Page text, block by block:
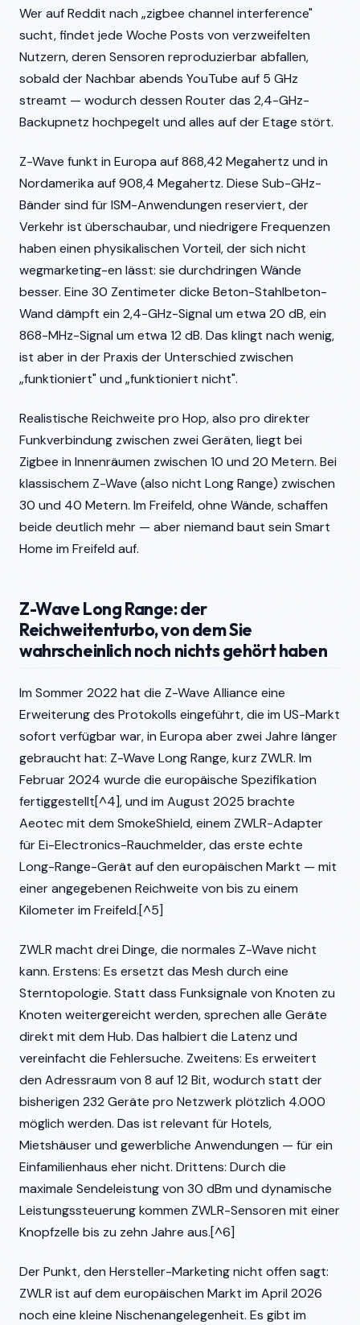
Wer auf Reddit nach „zigbee channel interference"
sucht, findet jede Woche Posts von verzweifelten
Nutzern, deren Sensoren reproduzierbar abfallen,
sobald der Nachbar abends YouTube auf 5 GHz
streamt — wodurch dessen Router das 2,4-GHz-
Backupnetz hochpegelt und alles auf der Etage stört.
Z-Wave funkt in Europa auf 868,42 Megahertz und in
Nordamerika auf 908,4 Megahertz. Diese Sub-GHz-
Bänder sind für ISM-Anwendungen reserviert, der
Verkehr ist überschaubar, und niedrigere Frequenzen
haben einen physikalischen Vorteil, der sich nicht
wegmarketing-en lässt: sie durchdringen Wände
besser. Eine 30 Zentimeter dicke Beton-Stahlbeton-
Wand dämpft ein 2,4-GHz-Signal um etwa 20 dB, ein
868-MHz-Signal um etwa 12 dB. Das klingt nach wenig,
ist aber in der Praxis der Unterschied zwischen
„funktioniert" und „funktioniert nicht".
Realistische Reichweite pro Hop, also pro direkter
Funkverbindung zwischen zwei Geräten, liegt bei
Zigbee in Innenräumen zwischen 10 und 20 Metern. Bei
klassischem Z-Wave (also nicht Long Range) zwischen
30 und 40 Metern. Im Freifeld, ohne Wände, schaffen
beide deutlich mehr — aber niemand baut sein Smart
Home im Freifeld auf.
Z-Wave Long Range: der
Reichweitenturbo, von dem Sie
wahrscheinlich noch nichts gehört haben
Im Sommer 2022 hat die Z-Wave Alliance eine
Erweiterung des Protokolls eingeführt, die im US-Markt
sofort verfügbar war, in Europa aber zwei Jahre länger
gebraucht hat: Z-Wave Long Range, kurz ZWLR. Im
Februar 2024 wurde die europäische Spezifikation
fertiggestellt[^4], und im August 2025 brachte
Aeotec mit dem SmokeShield, einem ZWLR-Adapter
für Ei-Electronics-Rauchmelder, das erste echte
Long-Range-Gerät auf den europäischen Markt — mit
einer angegebenen Reichweite von bis zu einem
Kilometer im Freifeld.[^5]
ZWLR macht drei Dinge, die normales Z-Wave nicht
kann. Erstens: Es ersetzt das Mesh durch eine
Sterntopologie. Statt dass Funksignale von Knoten zu
Knoten weitergereicht werden, sprechen alle Geräte
direkt mit dem Hub. Das halbiert die Latenz und
vereinfacht die Fehlersuche. Zweitens: Es erweitert
den Adressraum von 8 auf 12 Bit, wodurch statt der
bisherigen 232 Geräte pro Netzwerk plötzlich 4.000
möglich werden. Das ist relevant für Hotels,
Mietshäuser und gewerbliche Anwendungen — für ein
Einfamilienhaus eher nicht. Drittens: Durch die
maximale Sendeleistung von 30 dBm und dynamische
Leistungssteuerung kommen ZWLR-Sensoren mit einer
Knopfzelle bis zu zehn Jahre aus.[^6]
Der Punkt, den Hersteller-Marketing nicht offen sagt:
ZWLR ist auf dem europäischen Markt im April 2026
noch eine kleine Nischenangelegenheit. Es gibt im